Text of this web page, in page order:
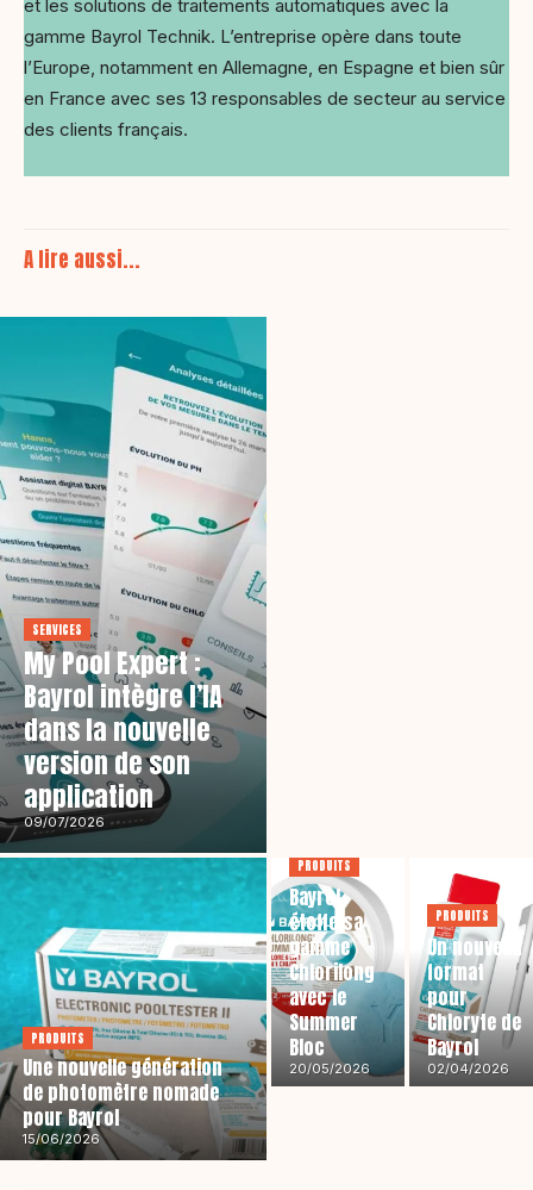
et les solutions de traitements automatiques avec la
gamme Bayrol Technik. L’entreprise opère dans toute
l’Europe, notamment en Allemagne, en Espagne et bien sûr
en France avec ses 13 responsables de secteur au service
des clients français.
A lire aussi...
SERVICES
My Pool Expert :
Bayrol intègre l’IA
dans la nouvelle
version de son
application
09/07/2026
PRODUITS
Une nouvelle génération
de photomètre nomade
pour Bayrol
15/06/2026
PRODUITS
Bayrol
étoffe sa
gamme
Chlorilong
avec le
Summer
Bloc
20/05/2026
PRODUITS
Un nouveau
format
pour
Chloryte de
Bayrol
02/04/2026